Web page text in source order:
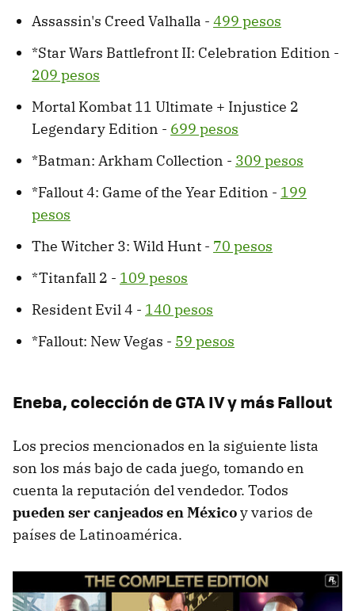
Assassin's Creed Valhalla - 499 pesos
*Star Wars Battlefront II: Celebration Edition -
209 pesos
Mortal Kombat 11 Ultimate + Injustice 2
Legendary Edition - 699 pesos
*Batman: Arkham Collection - 309 pesos
*Fallout 4: Game of the Year Edition - 199
pesos
The Witcher 3: Wild Hunt - 70 pesos
*Titanfall 2 - 109 pesos
Resident Evil 4 - 140 pesos
*Fallout: New Vegas - 59 pesos
Eneba, colección de GTA IV y más Fallout
Los precios mencionados en la siguiente lista
son los más bajo de cada juego, tomando en
cuenta la reputación del vendedor. Todos
pueden ser canjeados en Méxicoy varios de
países de Latinoamérica.